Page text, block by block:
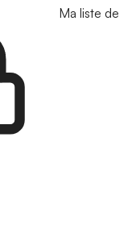
Ma liste de